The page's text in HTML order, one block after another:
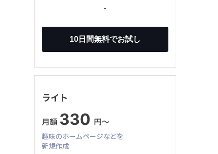
-
ライト
月額 330 円〜
趣味のホームページなどを
新規作成